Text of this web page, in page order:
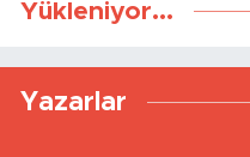
Yükleniyor...
Yazarlar